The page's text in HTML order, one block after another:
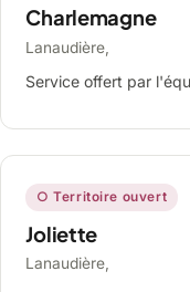
Charlemagne
Lanaudière,
Service offert par
○ Territoire ouvert
Joliette
Lanaudière,